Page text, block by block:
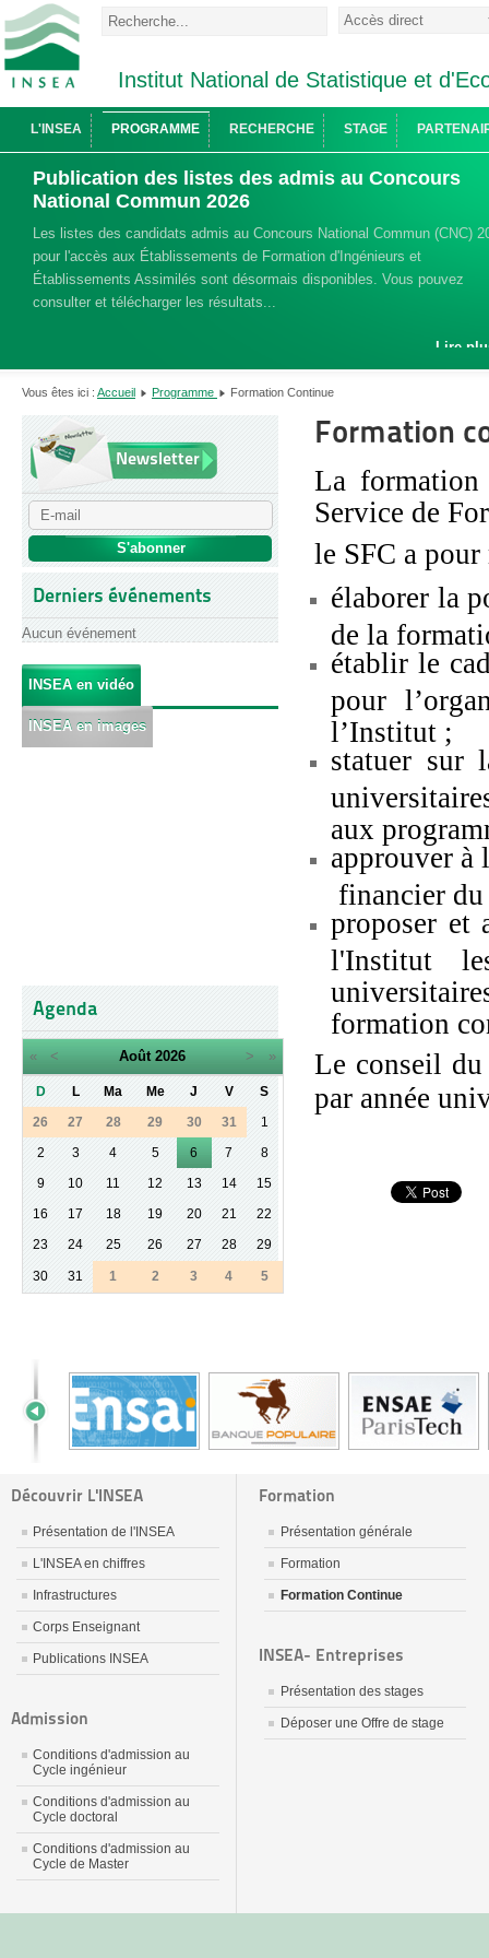
Institut National de Statistique et
L'INSEA PROGRAMME RECHERCHE STAGE
Publication des listes des admis au Concours
National Commun 2026
Les listes des candidats admis au Concours National Commun (CNC)
pour l'accès aux Établissements de Formation d'Ingénieurs et
Établissements Assimilés sont désormais disponibles. Vous pouvez
consulter et télécharger les résultats...
Lire
Vous êtes ici : Accueil Programme Formation Continue
Newsletter
Derniers événements
Aucun événement
INSEA en vidéo
INSEA en images
Agenda
« < Août 2026 > »
D L Ma Me J V
S
26
27 28 29 30 31
1
2
3 4 5 6 7
8
9
10 11 12 13 14
15
16
17 18 19 20 21
22
23
24 25 26 27 28 29
30 31 1 2 3 4 5
Formation
La
Service de
le SFC a
élaborer la
de la
établir le
pour
l’Institut ;
statuer sur
aux
approuver à
financier du
proposer et
l'Institut
formation
Le conseil
par année
Découvrir L'INSEA
Présentation de l'INSEA
L'INSEA en chiffres
Infrastructures
Corps Enseignant
Publications INSEA
Admission
Conditions d'admission au
Cycle ingénieur
Conditions d'admission au
Cycle doctoral
Conditions d'admission au
Cycle de Master
Formation
Présentation générale
Formation
Formation Continue
INSEA- Entreprises
Présentation des stages
Déposer une Offre de stage